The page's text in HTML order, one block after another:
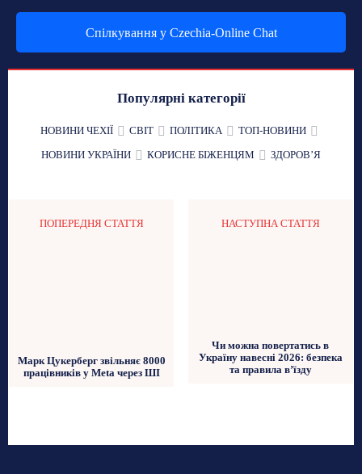
Спілкування у Czechia-Online Chat
Популярні категорії
НОВИНИ ЧЕХІЇ СВІТ ПОЛІТИКА
ТОП-НОВИНИ
НОВИНИ УКРАЇНИ
КОРИСНЕ БІЖЕНЦЯМ ЗДОРОВʼЯ
ПОПЕРЕДНЯ СТАТТЯ
Марк Цукерберг звільняє 8000
працівників у Meta через ШІ
НАСТУПНА СТАТТЯ
Чи можна повертатись в
Україну навесні 2026: безпека
та правила в’їзду